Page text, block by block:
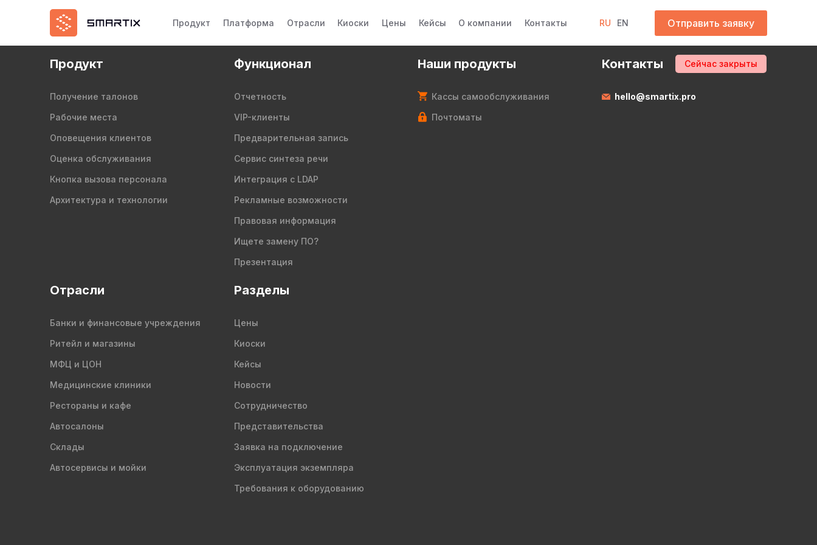
Продукт Платформа Отрасли Киоски Цены Кейсы О компании Контакты RU EN Отправить заявку
Продукт
Получение талонов
Рабочие места
Оповещения клиентов
Оценка обслуживания
Кнопка вызова персонала
Архитектура и технологии
Функционал
Отчетность
VIP-клиенты
Предварительная запись
Сервис синтеза речи
Интеграция с LDAP
Рекламные возможности
Правовая информация
Ищете замену ПО?
Презентация
Наши продукты
Кассы самообслуживания
Почтоматы
Контакты Сейчас закрыты
hello@smartix.pro
Отрасли
Банки и финансовые учреждения
Ритейл и магазины
МФЦ и ЦОН
Медицинские клиники
Рестораны и кафе
Автосалоны
Склады
Автосервисы и мойки
Разделы
Цены
Киоски
Кейсы
Новости
Сотрудничество
Представительства
Заявка на подключение
Эксплуатация экземпляра
Требования к оборудованию